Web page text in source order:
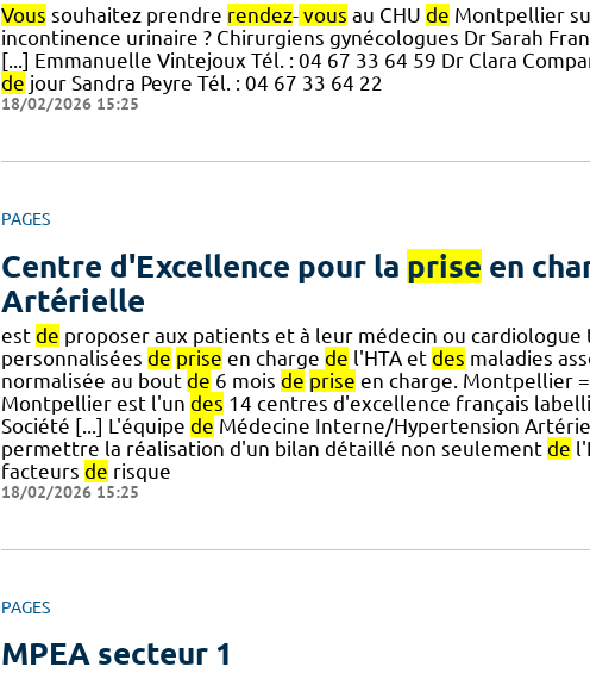
Vous souhaitez prendre rendez- vous au CHU de Montpellier
incontinence urinaire ? Chirurgiens gynécologues Dr Sarah
[...] Emmanuelle Vintejoux Tél. : 04 67 33 64 59 Dr Clara
de jour Sandra Peyre Tél. : 04 67 33 64 22
18/02/2026 15:25
PAGES
Centre d'Excellence pour la prise en
Artérielle
est de proposer aux patients et à leur médecin ou
personnalisées de prise en charge de l'HTA et des maladies
normalisée au bout de 6 mois de prise en charge. Montpellier
Montpellier est l'un des 14 centres d'excellence français
Société [...] L'équipe de Médecine Interne/Hypertension
permettre la réalisation d'un bilan détaillé non seulement de
facteurs de risque
18/02/2026 15:25
PAGES
MPEA secteur 1